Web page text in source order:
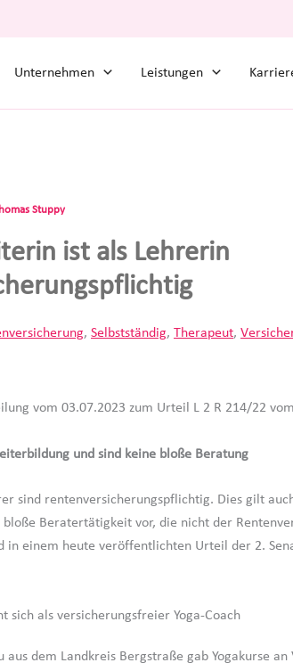
Unternehmen Leistungen
Stuppy
ist als Lehrerin
, Selbstständig, Therapeut,
vom 03.07.2023 zum Urteil L 2 R 214/22
und sind keine bloße Beratung
sind rentenversicherungspflichtig. Dies gilt
bloße Beratertätigkeit vor, die nicht der
in einem heute veröffentlichten Urteil der 2.
sich als versicherungsfreier Yoga-Coach
aus dem Landkreis Bergstraße gab Yogakurse an